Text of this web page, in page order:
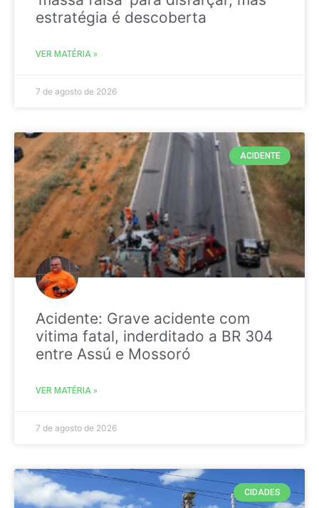
estratégia é descoberta
VER MATÉRIA »
7 de agosto de 2026
ACIDENTE
Acidente: Grave acidente com
vitima fatal, inderditado a BR 304
entre Assú e Mossoró
VER MATÉRIA »
7 de agosto de 2026
CIDADES